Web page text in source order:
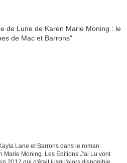
Lane et Barrons dans le roman
Marie Moning. Les Editions J'ai Lu vont